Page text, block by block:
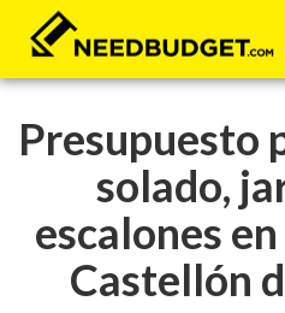
Presupuesto
solado,
escalones
Castellón